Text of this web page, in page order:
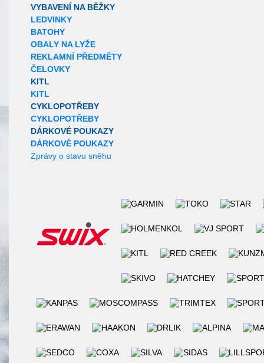
VYBAVENÍ NA BĚŽKY
LEDVINKY
BATOHY
OBALY NA LYŽE
REKLAMNÍ PŘEDMĚTY
ČELOVKY
KITL
KITL
CYKLOPOTŘEBY
CYKLOPOTŘEBY
DÁRKOVÉ POUKAZY
DÁRKOVÉ POUKAZY
Zprávy o stavu sněhu